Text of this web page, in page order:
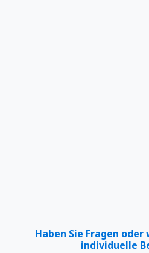
Haben Sie Fragen oder
individuelle